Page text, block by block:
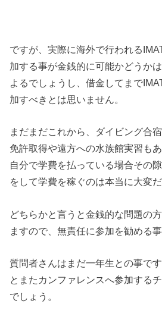
ですが、実際に海外で行われる
加する事が金銭的に可能かどうか
よるでしょうし、借金してまで
加すべきとは思いません。
まだまだこれから、ダイビング合
免許取得や遠方への水族館実習も
自分で学費を払っている場合その
をして学費を稼ぐのは本当に大変だ
どちらかと言うと金銭的な問題の
ますので、無責任に参加を勧める
質問者さんはまだ一年生との事で
とまたカンファレンスへ参加する
でしょう。